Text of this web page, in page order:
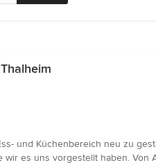
und Küchenbereich neu zu
es uns vorgestellt haben. Von